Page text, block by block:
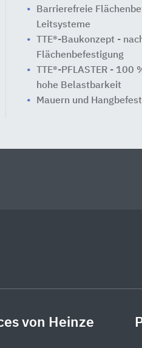
Barrierefreie
Leitsysteme
TTE®-Baukonzept -
Flächenbefestigung
TTE®-PFLASTER - 100
hohe Belastbarkeit
Mauern und
von Heinze